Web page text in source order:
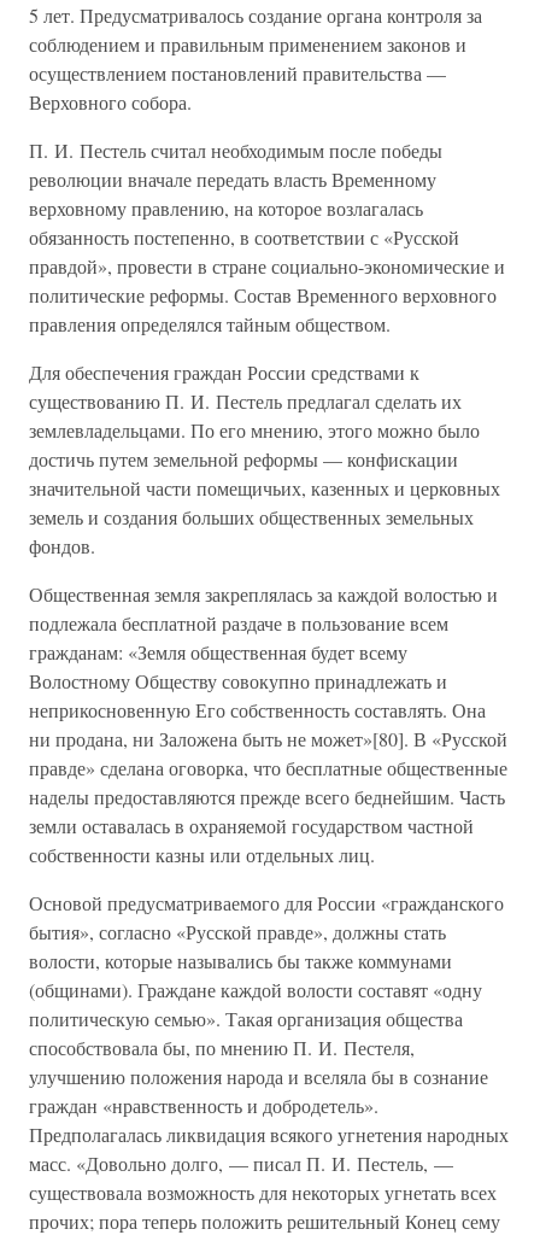
5 лет. Предусматривалось создание органа контроля за
соблюдением и правильным применением законов и
осуществлением постановлений правительства —
Верховного собора.
П. И. Пестель считал необходимым после победы
революции вначале передать власть Временному
верховному правлению, на которое возлагалась
обязанность постепенно, в соответствии с «Русской
правдой», провести в стране социально-экономические и
политические реформы. Состав Временного верховного
правления определялся тайным обществом.
Для обеспечения граждан России средствами к
существованию П. И. Пестель предлагал сделать их
землевладельцами. По его мнению, этого можно было
достичь путем земельной реформы — конфискации
значительной части помещичьих, казенных и церковных
земель и создания больших общественных земельных
фондов.
Общественная земля закреплялась за каждой волостью и
подлежала бесплатной раздаче в пользование всем
гражданам: «Земля общественная будет всему
Волостному Обществу совокупно принадлежать и
неприкосновенную Его собственность составлять. Она
ни продана, ни Заложена быть не может»[80]. В «Русской
правде» сделана оговорка, что бесплатные общественные
наделы предоставляются прежде всего беднейшим. Часть
земли оставалась в охраняемой государством частной
собственности казны или отдельных лиц.
Основой предусматриваемого для России «гражданского
бытия», согласно «Русской правде», должны стать
волости, которые назывались бы также коммунами
(общинами). Граждане каждой волости составят «одну
политическую семью». Такая организация общества
способствовала бы, по мнению П. И. Пестеля,
улучшению положения народа и вселяла бы в сознание
граждан «нравственность и добродетель».
Предполагалась ликвидация всякого угнетения народных
масс. «Довольно долго, — писал П. И. Пестель, —
существовала возможность для некоторых угнетать всех
прочих; пора теперь положить решительный Конец сему